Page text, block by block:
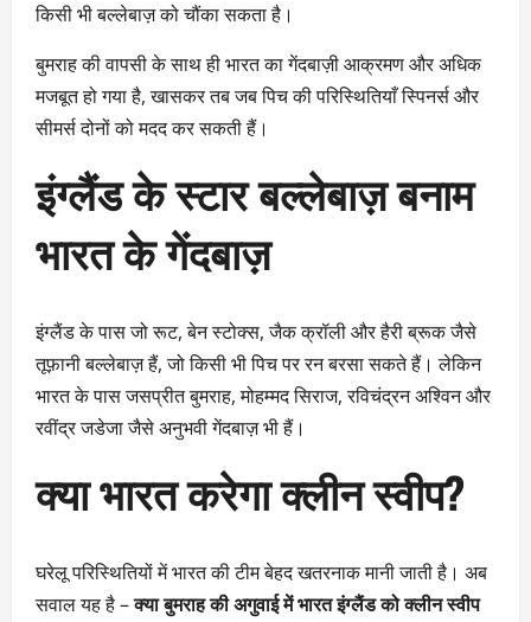
किसी भी बल्लेबाज़ को चौंका सकता है।
बुमराह की वापसी के साथ ही भारत का गेंदबाज़ी आक्रमण और अधिक
मजबूत हो गया है, खासकर तब जब पिच की परिस्थितियाँ स्पिनर्स और
सीमर्स दोनों को मदद कर सकती हैं।
इंग्लैंड के स्टार बल्लेबाज़ बनाम
भारत के गेंदबाज़
इंग्लैंड के पास जो रूट, बेन स्टोक्स, जैक क्रॉली और हैरी ब्रूक जैसे
तूफ़ानी बल्लेबाज़ हैं, जो किसी भी पिच पर रन बरसा सकते हैं। लेकिन
भारत के पास जसप्रीत बुमराह, मोहम्मद सिराज, रविचंद्रन अश्विन और
रवींद्र जडेजा जैसे अनुभवी गेंदबाज़ भी हैं।
क्या भारत करेगा क्लीन स्वीप?
घरेलू परिस्थितियों में भारत की टीम बेहद खतरनाक मानी जाती है। अब
सवाल यह है –क्या बुमराह की अगुवाई में भारत इंग्लैंड को क्लीन स्वीप